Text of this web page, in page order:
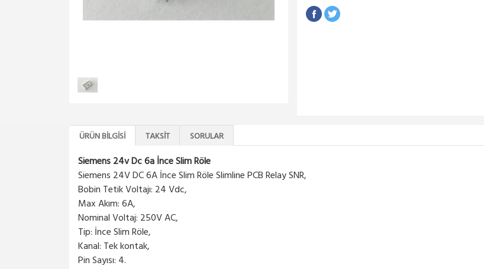
ÜRÜN BILGISI TAKSIT SORULAR
Siemens 24v Dc 6a İnce Slim Röle
Siemens 24V DC 6A İnce Slim Röle Slimline PCB Relay SNR,
Bobin Tetik Voltajı: 24 Vdc,
Max Akım: 6A,
Nominal Voltaj: 250V AC,
Tip: İnce Slim Röle,
Kanal: Tek kontak,
Pin Sayısı: 4.